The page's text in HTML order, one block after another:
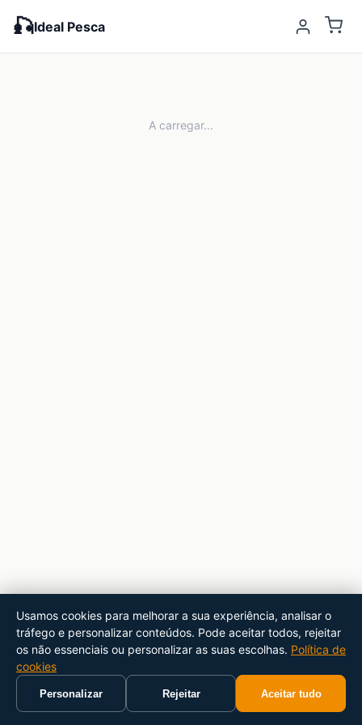
🎣Ideal Pesca
A carregar...
Usamos cookies para melhorar a sua experiência, analisar o
tráfego e personalizar conteúdos. Pode aceitar todos, rejeitar
os não essenciais ou personalizar as suas escolhas. Política de
cookies
Personalizar Rejeitar Aceitar tudo